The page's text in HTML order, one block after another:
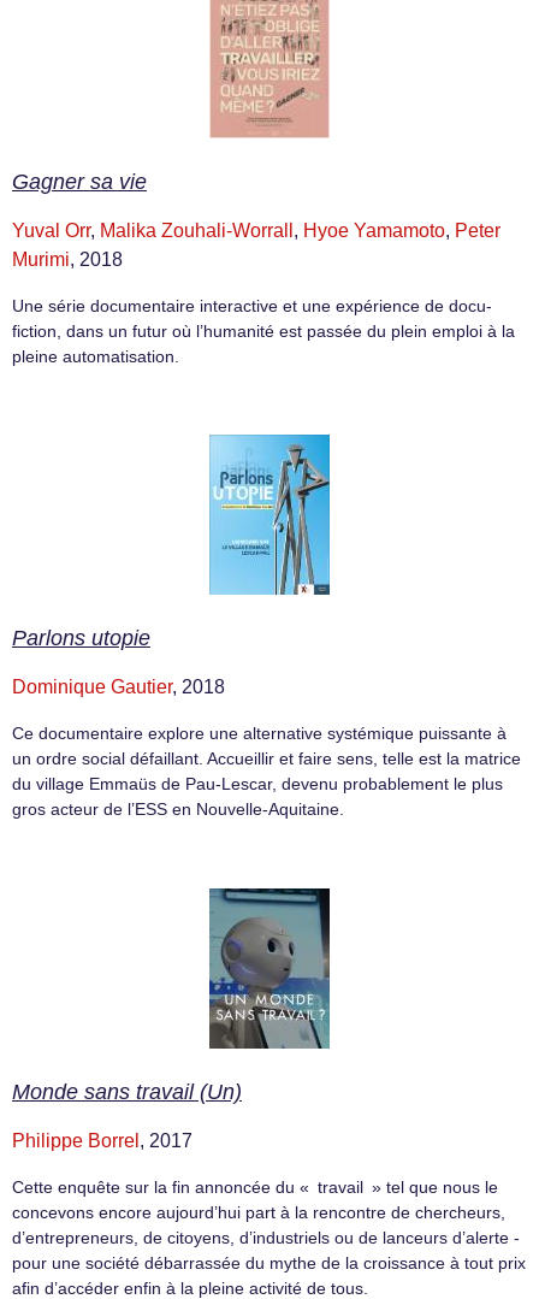
Gagner sa vie
Yuval Orr, Malika Zouhali-Worrall , Hyoe Yamamoto, Peter
Murimi, 2018
Une série documentaire interactive et une expérience de docu-
fiction, dans un futur où l’humanité est passée du plein emploi à la
pleine automatisation.
Parlons utopie
Dominique Gautier, 2018
Ce documentaire explore une alternative systémique puissante à
un ordre social défaillant. Accueillir et faire sens, telle est la matrice
du village Emmaüs de Pau-Lescar, devenu probablement le plus
gros acteur de l’ESS en Nouvelle-Aquitaine.
Monde sans travail (Un)
Philippe Borrel , 2017
Cette enquête sur la fin annoncée du « travail » tel que nous le
concevons encore aujourd’hui part à la rencontre de chercheurs,
d’entrepreneurs, de citoyens, d’industriels ou de lanceurs d’alerte -
pour une société débarrassée du mythe de la croissance à tout prix
afin d’accéder enfin à la pleine activité de tous.